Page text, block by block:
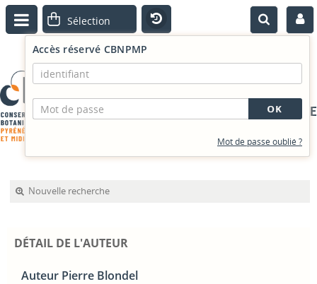
PORTAIL DOCUMENTAIRE
Accès réservé CBNPMP
Mot de passe oublié ?
Nouvelle recherche
DÉTAIL DE L'AUTEUR
Auteur Pierre Blondel